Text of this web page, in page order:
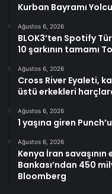
Kurban Bayramı
Ağustos 6, 2026
BLOK3’ten Spotify
10 şarkının tamamı
Ağustos 6, 2026
Cross River Eyaleti,
üstü erkekleri
Ağustos 6, 2026
1 yaşına giren
Ağustos 6, 2026
Kenya İran
Bankası’ndan 450
Bloomberg